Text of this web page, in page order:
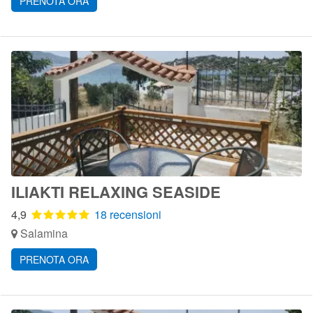
ILIAKTI RELAXING SEASIDE
4,9
18 recensioni
Salamina
PRENOTA ORA